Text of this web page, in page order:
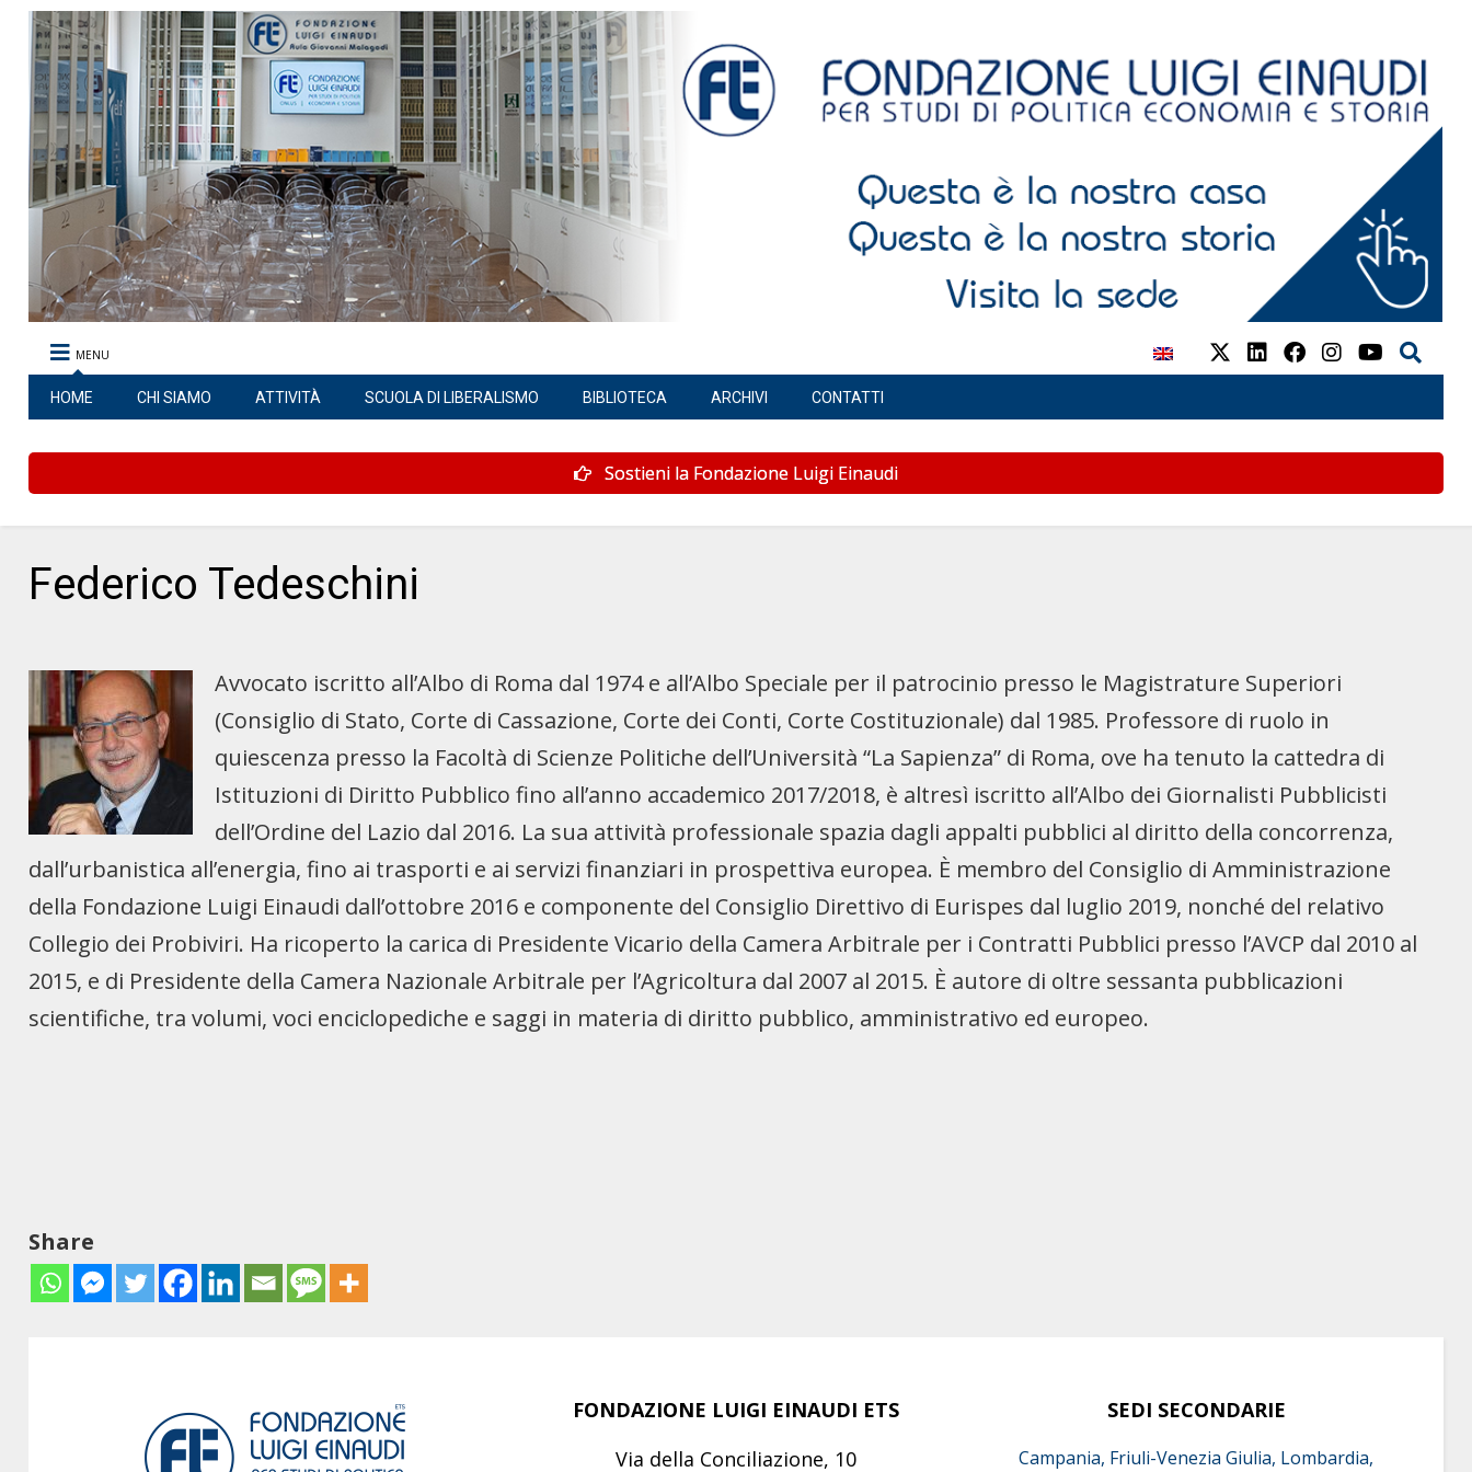
MENU
HOME CHI SIAMO ATTIVITÀ SCUOLA DI LIBERALISMO BIBLIOTECA ARCHIVI CONTATTI
Sostieni la Fondazione Luigi Einaudi
Federico Tedeschini
Avvocato iscritto all’Albo di Roma dal 1974 e all’Albo Speciale per il patrocinio presso le Magistrature Superiori
(Consiglio di Stato, Corte di Cassazione, Corte dei Conti, Corte Costituzionale) dal 1985. Professore di ruolo in
quiescenza presso la Facoltà di Scienze Politiche dell’Università “La Sapienza” di Roma, ove ha tenuto la cattedra di
Istituzioni di Diritto Pubblico fino all’anno accademico 2017/2018, è altresì iscritto all’Albo dei Giornalisti Pubblicisti
dell’Ordine del Lazio dal 2016. La sua attività professionale spazia dagli appalti pubblici al diritto della concorrenza,
dall’urbanistica all’energia, fino ai trasporti e ai servizi finanziari in prospettiva europea. È membro del Consiglio di Amministrazione
della Fondazione Luigi Einaudi dall’ottobre 2016 e componente del Consiglio Direttivo di Eurispes dal luglio 2019, nonché del relativo
Collegio dei Probiviri. Ha ricoperto la carica di Presidente Vicario della Camera Arbitrale per i Contratti Pubblici presso l’AVCP dal 2010 al
2015, e di Presidente della Camera Nazionale Arbitrale per l’Agricoltura dal 2007 al 2015. È autore di oltre sessanta pubblicazioni
scientifiche, tra volumi, voci enciclopediche e saggi in materia di diritto pubblico, amministrativo ed europeo.
Share
FONDAZIONE LUIGI EINAUDI ETS
Via della Conciliazione, 10
SEDI SECONDARIE
Campania, Friuli-Venezia Giulia, Lombardia,